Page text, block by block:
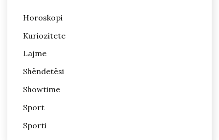
Horoskopi
Kuriozitete
Lajme
Shëndetësi
Showtime
Sport
Sporti